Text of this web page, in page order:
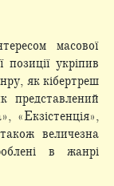
масової
позиції укріпив
як кібертреш
представлений
«Екзістенція»,
величезна
в жанрі